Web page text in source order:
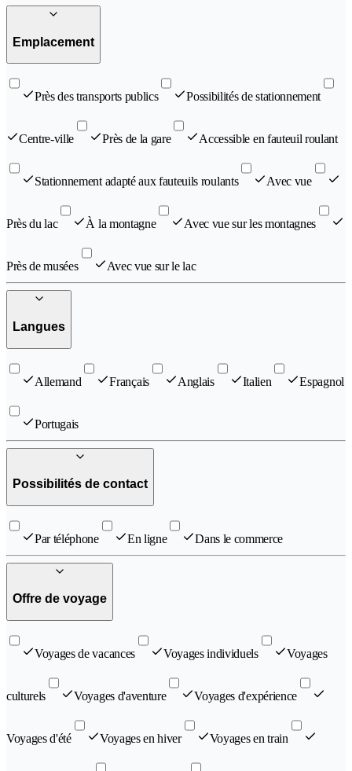
Emplacement
Près des transports publics Possibilités de stationnement
Centre-ville Près de la gare Accessible en fauteuil roulant
Stationnement adapté aux fauteuils roulants Avec vue
Près du lac À la montagne Avec vue sur les montagnes
Près de musées Avec vue sur le lac
Langues
Allemand Français Anglais Italien Espagnol
Portugais
Possibilités de contact
Par téléphone En ligne Dans le commerce
Offre de voyage
Voyages de vacances Voyages individuels Voyages
culturels Voyages d'aventure Voyages d'expérience
Voyages d'été Voyages en hiver Voyages en train